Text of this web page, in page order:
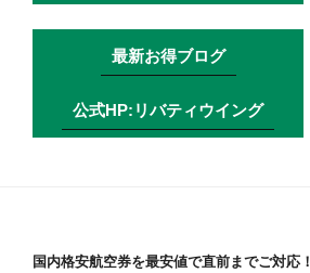
最新お得ブログ
公式HP:リバティウイング
国内格安航空券を最安値で直前までご対応！